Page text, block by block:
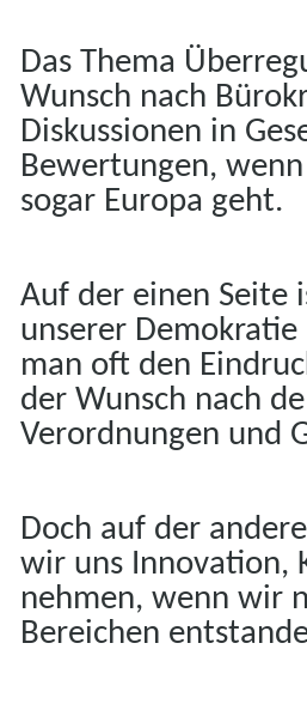
Das Thema
Wunsch nach
Diskussionen in
Bewertungen,
sogar Europa geht.
Auf der einen Seite
unserer Demokratie
man oft den
der Wunsch nach
Verordnungen und
Doch auf der
wir uns Innovation,
nehmen, wenn wir
Bereichen